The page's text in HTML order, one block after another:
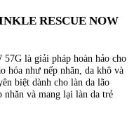
RESCUE NOW
là giải pháp hoàn hảo cho
hóa như nếp nhăn, da khô và
biệt dành cho làn da lão
nhăn và mang lại làn da trẻ